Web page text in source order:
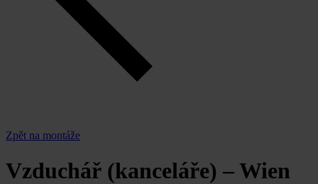
Zpět na montáže
Vzduchář (kanceláře) – Wien